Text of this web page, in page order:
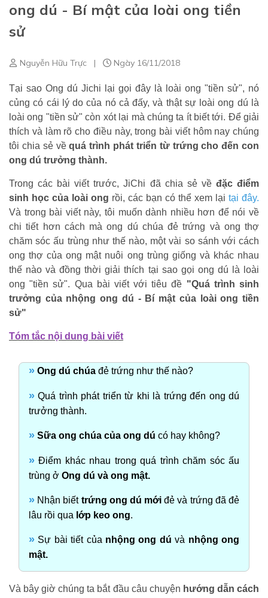
ong dú - Bí mật của loài ong tiền
sử
Nguyễn Hữu Trực | Ngày 16/11/2018
Tại sao Ong dú Jichi lại gọi đây là loài ong "tiền sử", nó
củng có cái lý do của nó cả đấy, và thật sự loài ong dú là
loài ong "tiền sử" còn xót lại mà chúng ta ít biết tới. Để giải
thích và làm rõ cho điều này,trong bài viết hôm nay chúng
tôi chia sẻ vềquá trình phát triển từ trứng cho đến con
ong dú trưởng thành.
Trong các bài viết trước, JiChi đã chia sẻ về đặc điểm
sinh học của loài ong rồi, các bạn có thể xem lại tại đây.
Và trong bài viết này, tôi muốn dành nhiều hơn để nói về
chi tiết hơn cách mà ong dú chúa đẻ trứng và ong thợ
chăm sóc ấu trùng như thế nào, một vài so sánh với cách
ong thợ của ong mật nuôi ong trùng giống và khác nhau
thế nào và đồng thời giải thích tại sao gọi ong dú là loài
ong "tiền sử". Qua bài viết với tiêu đề "Quá trình sinh
trưởng của nhộng ong dú - Bí mật của loài ong tiền
sử"
Tóm tắc nội dung bài viết
» Ong dú chúa đẻ trứng như thế nào?
» Quá trình phát triển từ khi là trứng đến ong dú
trưởng thành.
» Sữa ong chúa của ong dú có hay không?
» Điểm khác nhau trong quá trình chăm sóc ấu
trùng ở Ong dú và ong mật.
» Nhận biết trứng ong dú mới đẻ và trứng đã đẻ
lâu rồi qua lớp keo ong.
» Sự bài tiết của nhộng ong dú và nhộng ong
mật.
Và bây giờ chúng ta bắt đầu câu chuyện hướng dẫn cách